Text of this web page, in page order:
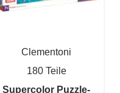
Clementoni
180 Teile
Supercolor Puzzle-